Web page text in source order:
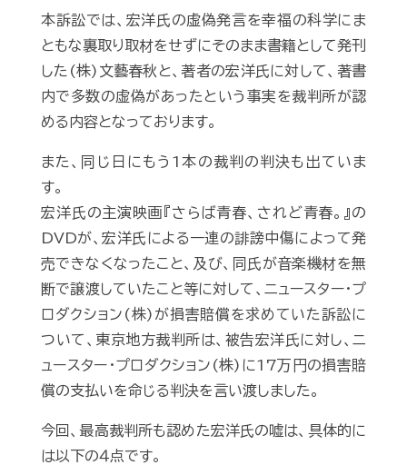
本訴訟では、宏洋氏の虚偽発言を幸福の科学にま
ともな裏取り取材をせずにそのまま書籍として発刊
した(株)文藝春秋と、著者の宏洋氏に対して、著書
内で多数の虚偽があったという事実を裁判所が認
める内容となっております。
また、同じ日にもう1本の裁判の判決も出ていま
す。
宏洋氏の主演映画『さらば青春、されど青春。』の
DVDが、宏洋氏による一連の誹謗中傷によって発
売できなくなったこと、及び、同氏が音楽機材を無
断で譲渡していたこと等に対して、ニュースター・プ
ロダクション(株)が損害賠償を求めていた訴訟に
ついて、東京地方裁判所は、被告宏洋氏に対し、ニ
ュースター・プロダクション(株)に17万円の損害賠
償の支払いを命じる判決を言い渡しました。
今回、最高裁判所も認めた宏洋氏の嘘は、具体的に
は以下の４点です。